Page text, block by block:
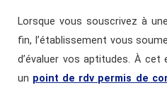
Lorsque vous souscrivez à
fin, l’établissement vous
d’évaluer vos aptitudes. À
un point de rdv permis de